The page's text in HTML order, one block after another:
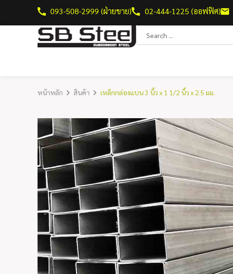
093-508-2999 (ฝ่ายขาย) 02-444-1225 (ออฟฟิศ)
หน้าหลัก สินค้า เหล็กกล่องแบน 3 นิ้ว x 1 1/2 นิ้ว x 2.5 มม.